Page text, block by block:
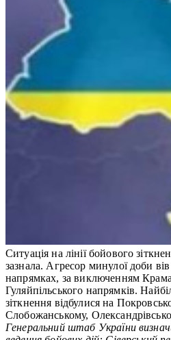
Ситуація на лінії бойового
зазнала. Агресор минулої доби вів
напрямках, за виключенням
Гуляйпільського напрямків.
зіткнення відбулися на
Слобожанському,
Генеральний штаб України